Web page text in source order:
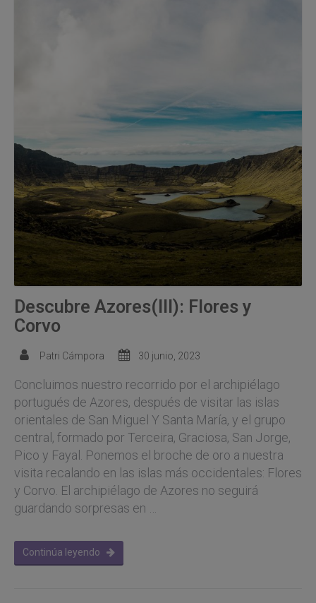
Descubre Azores(III): Flores y
Corvo
Patri Cámpora 30 junio, 2023
Concluimos nuestro recorrido por el archipiélago
portugués de Azores, después de visitar las islas
orientales de San Miguel Y Santa María, y el grupo
central, formado por Terceira, Graciosa, San Jorge,
Pico y Fayal. Ponemos el broche de oro a nuestra
visita recalando en las islas más occidentales: Flores
y Corvo. El archipiélago de Azores no seguirá
guardando sorpresas en …
Continúa leyendo